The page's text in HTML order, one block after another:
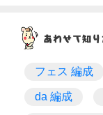
フェス 編成
da 編成